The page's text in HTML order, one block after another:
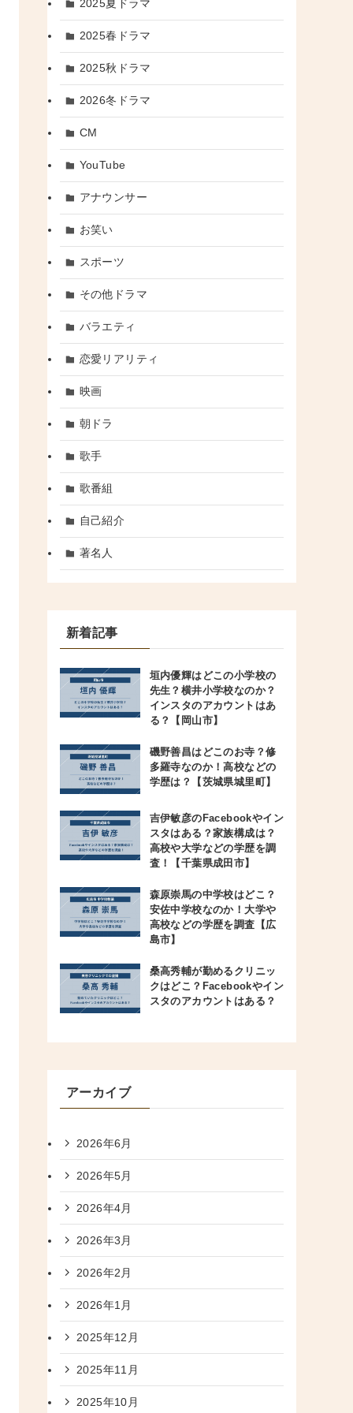
2025夏ドラマ
2025春ドラマ
2025秋ドラマ
2026冬ドラマ
CM
YouTube
アナウンサー
お笑い
スポーツ
その他ドラマ
バラエティ
恋愛リアリティ
映画
朝ドラ
歌手
歌番組
自己紹介
著名人
新着記事
垣内優輝はどこの小学校の
先生？横井小学校なのか？
インスタのアカウントはあ
る？【岡山市】
磯野善昌はどこのお寺？修
多羅寺なのか！高校などの
学歴は？【茨城県城里町】
吉伊敏彦のFacebookやイン
スタはある？家族構成は？
高校や大学などの学歴を調
査！【千葉県成田市】
森原崇馬の中学校はどこ？
安佐中学校なのか！大学や
高校などの学歴を調査【広
島市】
桑高秀輔が勤めるクリニッ
クはどこ？Facebookやイン
スタのアカウントはある？
アーカイブ
2026年6月
2026年5月
2026年4月
2026年3月
2026年2月
2026年1月
2025年12月
2025年11月
2025年10月